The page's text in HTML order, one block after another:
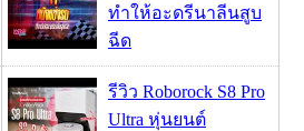
ทำให้อะดรีนาลีนสูบ
ฉีด
รีวิว Roborock S8 Pro
Ultra หุ่นยนต์